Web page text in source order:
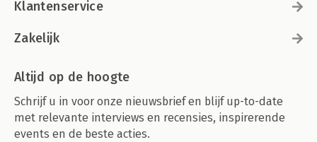
Klantenservice
Zakelijk
Altijd op de hoogte
Schrijf u in voor onze nieuwsbrief en blijf up-to-date
met relevante interviews en recensies, inspirerende
events en de beste acties.